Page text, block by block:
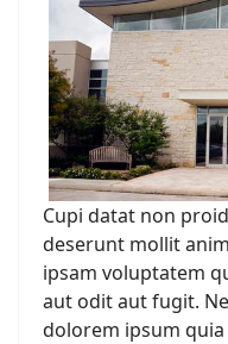
Cupi datat non
deserunt mollit
ipsam voluptatem
aut odit aut fugit.
dolorem ipsum